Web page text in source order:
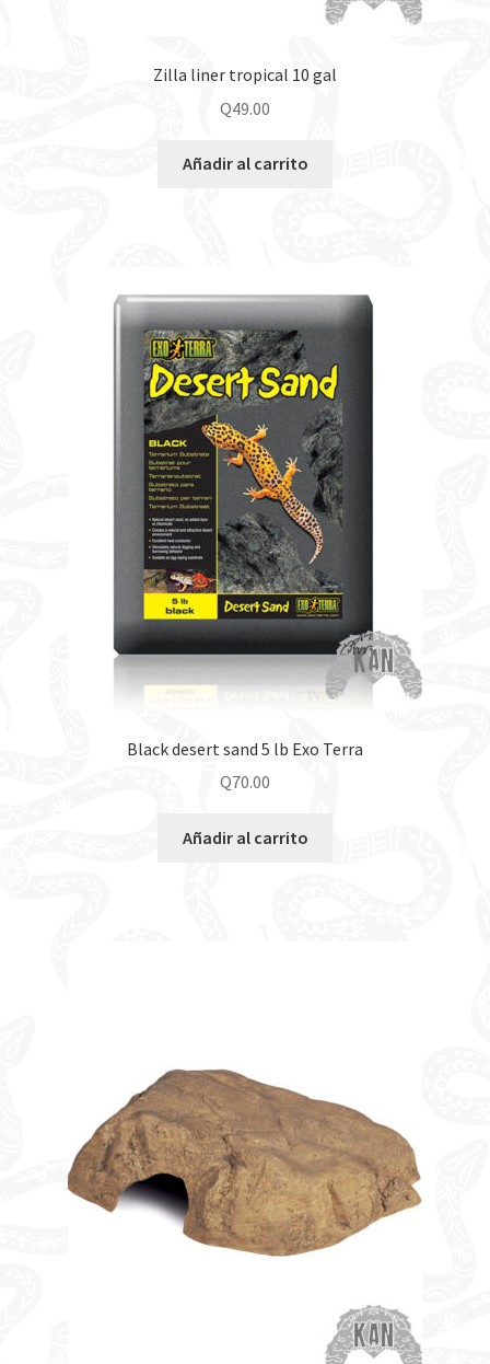
Zilla liner tropical 10 gal
Q49.00
Añadir al carrito
Black desert sand 5 lb Exo Terra
Q70.00
Añadir al carrito